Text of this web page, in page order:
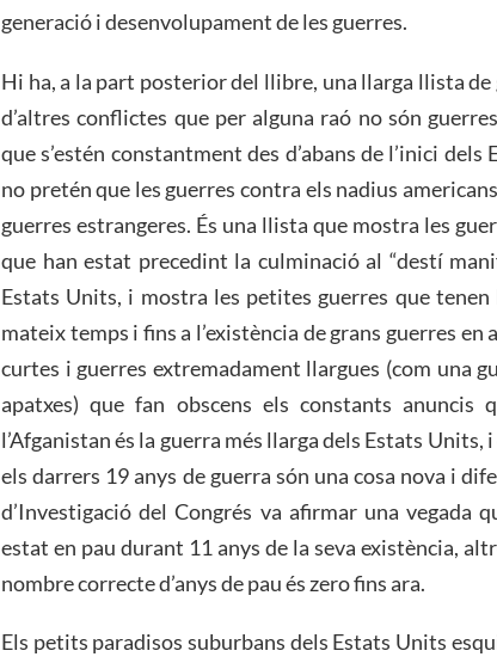
generació i desenvolupament de les guerres.
Hi ha, a la part posterior del llibre, una llarga llista
d’altres conflictes que per alguna raó no són
que s’estén constantment des d’abans de l’inici
no pretén que les guerres contra els nadius
guerres estrangeres. És una llista que mostra les
que han estat precedint la culminació al “destí
Estats Units, i mostra les petites guerres que
mateix temps i fins a l’existència de grans guerres
curtes i guerres extremadament llargues (com una
apatxes) que fan obscens els constants anuncis
l’Afganistan és la guerra més llarga dels Estats Units,
els darrers 19 anys de guerra són una cosa nova i
d’Investigació del Congrés va afirmar una vegada
estat en pau durant 11 anys de la seva existència,
nombre correcte d’anys de pau és zero fins ara.
Els petits paradisos suburbans dels Estats Units